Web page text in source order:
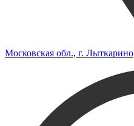
Московская обл., г. Лыткарино